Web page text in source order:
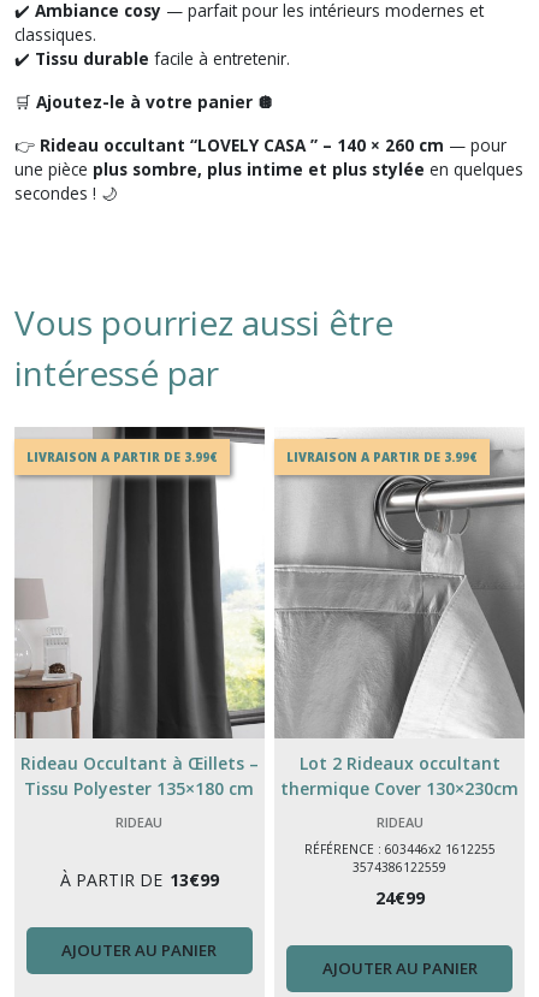
✔️ Ambiance cosy — parfait pour les intérieurs modernes et
classiques.
✔️ Tissu durable facile à entretenir.
🛒 Ajoutez-le à votre panier 🪩
👉 Rideau occultant “LOVELY CASA ” – 140 × 260 cm — pour
une pièce plus sombre, plus intime et plus stylée en quelques
secondes ! 🌙
Vous pourriez aussi être
intéressé par
LIVRAISON A PARTIR DE 3.99€
Rideau Occultant à Œillets –
Tissu Polyester 135×180 cm
et 135×250 cm – Bloque la
RIDEAU
À PARTIR DE 13€99
AJOUTER AU PANIER
LIVRAISON A PARTIR DE 3.99€
Lot 2 Rideaux occultant
thermique Cover 130×230cm
– rideau isolant argenté pour
chambre et salon
RIDEAU
RÉFÉRENCE : 603446x2 1612255
3574386122559
24€99
AJOUTER AU PANIER